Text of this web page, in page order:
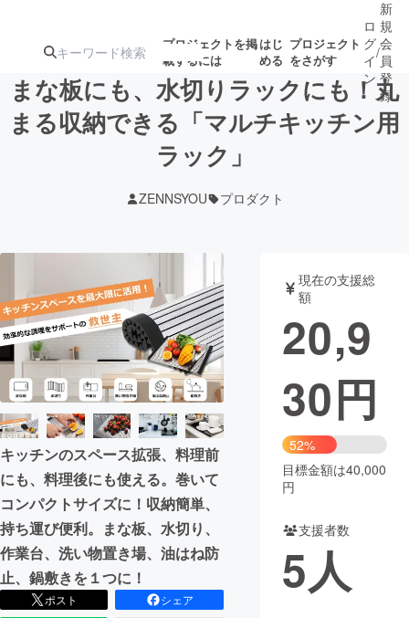
プロジェクトを掲
載するには
はじ
める
プロジェクト
をさがす
注目の新着プロ募集終了が近いプ
テクノロジー・ガジェット
映像・映画 書籍・雑誌
ビジネス・起業 チャレンジ
まちづくり・地域活性化
CAMPFIRE for Social Good
CAMPFIRE Creation
CAMPFIREふるさと納税
コミュニティ
ロ
グ
イ
ン
/
新
規
会
員
登
録
まな板にも、水切りラックにも！丸
まる収納できる「マルチキッチン用
ラック」
ZENNSYOU プロダクト
キッチンのスペース拡張、料理前
にも、料理後にも使える。巻いて
コンパクトサイズに！収納簡単、
持ち運び便利。まな板、水切り、
作業台、洗い物置き場、油はね防
止、鍋敷きを１つに！
ポスト
シェア
現在の支援総
額
20,9
30円
52%
目標金額は40,000
円
支援者数
5人